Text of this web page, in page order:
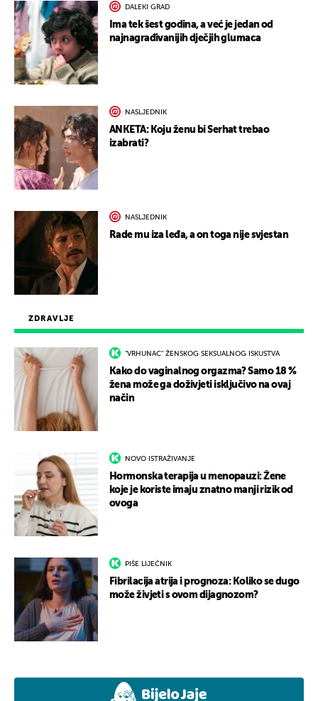
ZDRAVLJE
"VRHUNAC" ŽENSKOG SEKSUALNOG ISKUSTVA
Kako do vaginalnog orgazma? Samo 18 %
žena može ga doživjeti isključivo na ovaj
način
NOVO ISTRAŽIVANJE
Hormonska terapija u menopauzi: Žene
koje je koriste imaju znatno manji rizik od
ovoga
PIŠE LIJEČNIK
Fibrilacija atrija i prognoza: Koliko se dugo
može živjeti s ovom dijagnozom?
DALEKI GRAD
Ima tek šest godina, a već je jedan od
najnagrađivanijih dječjih glumaca
NASLJEDNIK
ANKETA: Koju ženu bi Serhat trebao
izabrati?
NASLJEDNIK
Rade mu iza leđa, a on toga nije svjestan